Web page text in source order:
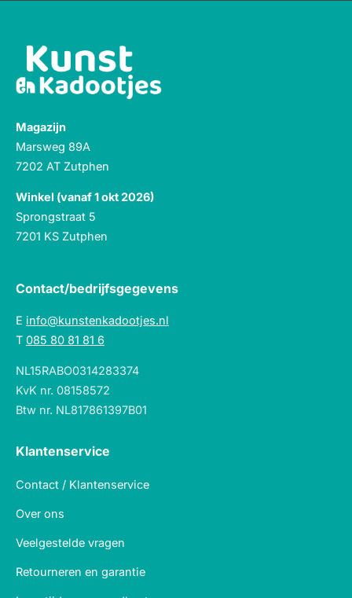
Magazijn
Marsweg 89A
7202 AT Zutphen
Winkel (vanaf 1 okt 2026)
Sprongstraat 5
7201 KS Zutphen
Contact/bedrijfsgegevens
E info@kunstenkadootjes.nl
T 085 80 81 81 6
NL15RABO0314283374
KvK nr. 08158572
Btw nr. NL817861397B01
Klantenservice
Contact / Klantenservice
Over ons
Veelgestelde vragen
Retourneren en garantie